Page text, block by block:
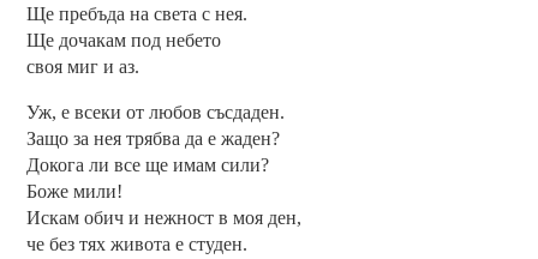
Ще пребъда на света с нея.
Ще дочакам под небето
своя миг и аз.
Уж, е всеки от любов съсдаден.
Защо за нея трябва да е жаден?
Докога ли все ще имам сили?
Боже мили!
Искам обич и нежност в моя ден,
че без тях живота е студен.